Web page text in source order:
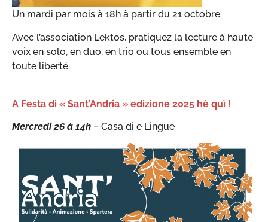
Un mardi par mois à 18h à partir du 21 octobre
Avec l’association Lektos, pratiquez la lecture à haute
voix en solo, en duo, en trio ou tous ensemble en
toute liberté.
A Festa di « Sant’Andria » edizione 2025 hè quì !
Mercredi 26 à 14h – Casa di e Lingue